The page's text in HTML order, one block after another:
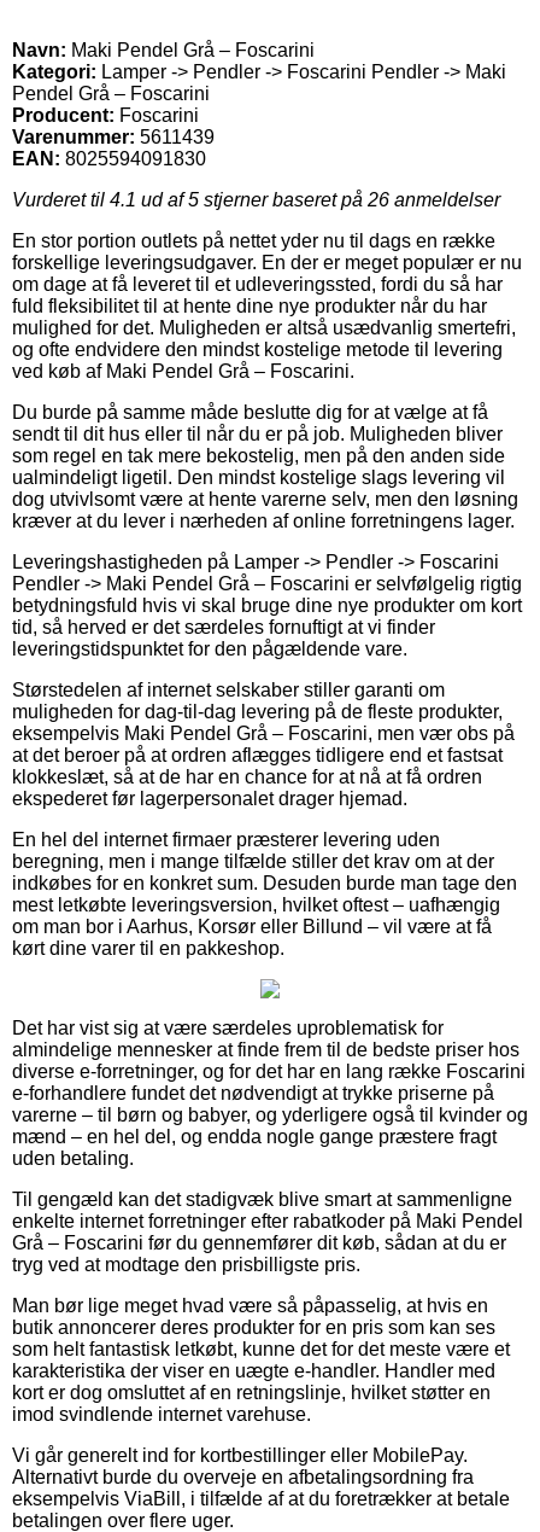
Navn: Maki Pendel Grå – Foscarini
Kategori: Lamper -> Pendler -> Foscarini Pendler -> Maki
Pendel Grå – Foscarini
Producent: Foscarini
Varenummer: 5611439
EAN: 8025594091830
Vurderet til 4.1 ud af 5 stjerner baseret på 26 anmeldelser
En stor portion outlets på nettet yder nu til dags en række
forskellige leveringsudgaver. En der er meget populær er nu
om dage at få leveret til et udleveringssted, fordi du så har
fuld fleksibilitet til at hente dine nye produkter når du har
mulighed for det. Muligheden er altså usædvanlig smertefri,
og ofte endvidere den mindst kostelige metode til levering
ved køb af Maki Pendel Grå – Foscarini.
Du burde på samme måde beslutte dig for at vælge at få
sendt til dit hus eller til når du er på job. Muligheden bliver
som regel en tak mere bekostelig, men på den anden side
ualmindeligt ligetil. Den mindst kostelige slags levering vil
dog utvivlsomt være at hente varerne selv, men den løsning
kræver at du lever i nærheden af online forretningens lager.
Leveringshastigheden på Lamper -> Pendler -> Foscarini
Pendler -> Maki Pendel Grå – Foscarini er selvfølgelig rigtig
betydningsfuld hvis vi skal bruge dine nye produkter om kort
tid, så herved er det særdeles fornuftigt at vi finder
leveringstidspunktet for den pågældende vare.
Størstedelen af internet selskaber stiller garanti om
muligheden for dag-til-dag levering på de fleste produkter,
eksempelvis Maki Pendel Grå – Foscarini, men vær obs på
at det beroer på at ordren aflægges tidligere end et fastsat
klokkeslæt, så at de har en chance for at nå at få ordren
ekspederet før lagerpersonalet drager hjemad.
En hel del internet firmaer præsterer levering uden
beregning, men i mange tilfælde stiller det krav om at der
indkøbes for en konkret sum. Desuden burde man tage den
mest letkøbte leveringsversion, hvilket oftest – uafhængig
om man bor i Aarhus, Korsør eller Billund – vil være at få
kørt dine varer til en pakkeshop.
Det har vist sig at være særdeles uproblematisk for
almindelige mennesker at finde frem til de bedste priser hos
diverse e-forretninger, og for det har en lang række Foscarini
e-forhandlere fundet det nødvendigt at trykke priserne på
varerne – til børn og babyer, og yderligere også til kvinder og
mænd – en hel del, og endda nogle gange præstere fragt
uden betaling.
Til gengæld kan det stadigvæk blive smart at sammenligne
enkelte internet forretninger efter rabatkoder på Maki Pendel
Grå – Foscarini før du gennemfører dit køb, sådan at du er
tryg ved at modtage den prisbilligste pris.
Man bør lige meget hvad være så påpasselig, at hvis en
butik annoncerer deres produkter for en pris som kan ses
som helt fantastisk letkøbt, kunne det for det meste være et
karakteristika der viser en uægte e-handler. Handler med
kort er dog omsluttet af en retningslinje, hvilket støtter en
imod svindlende internet varehuse.
Vi går generelt ind for kortbestillinger eller MobilePay.
Alternativt burde du overveje en afbetalingsordning fra
eksempelvis ViaBill, i tilfælde af at du foretrækker at betale
betalingen over flere uger.